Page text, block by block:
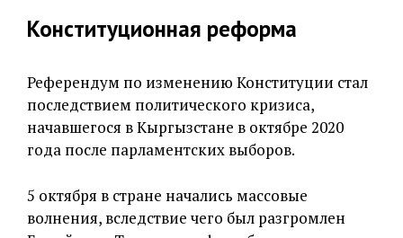
Конституционная реформа
Референдум по изменению Конституции стал
последствием политического кризиса,
начавшегося в Кыргызстане в октябре 2020
года после парламентских выборов.
5 октября в стране начались массовые
волнения, вследствие чего был разгромлен